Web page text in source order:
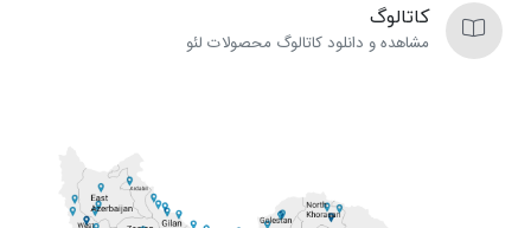
کاتالوگ
مشاهده و دانلود کاتالوگ محصولات لئو